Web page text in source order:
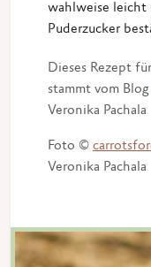
wahlweise leicht
Puderzucker
Dieses Rezept
stammt vom Blog
Veronika Pachala
Foto ©
Veronika Pachala